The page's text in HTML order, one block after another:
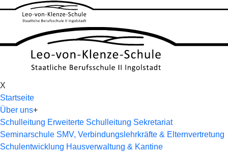
X
Startseite
Über uns+
Schulleitung Erweiterte Schulleitung Sekretariat
Seminarschule SMV, Verbindungslehrkräfte & Elternvertretung
Schulentwicklung Hausverwaltung & Kantine